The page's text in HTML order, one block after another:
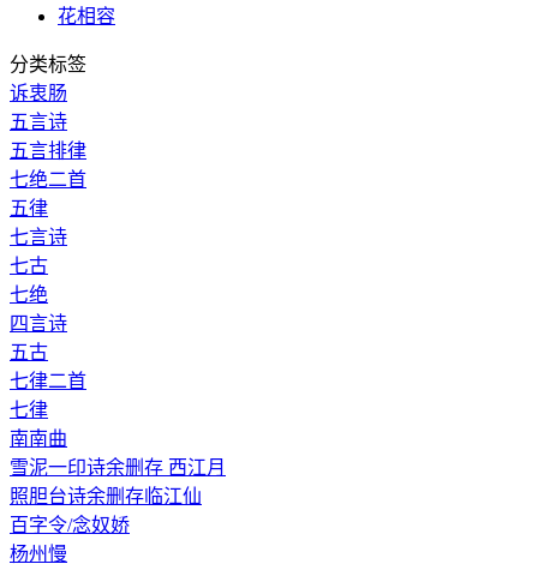
花相容
分类标签
诉衷肠
五言诗
五言排律
七绝二首
五律
七言诗
七古
七绝
四言诗
五古
七律二首
七律
南南曲
雪泥一印诗余删存 西江月
照胆台诗余删存临江仙
百字令/念奴娇
杨州慢